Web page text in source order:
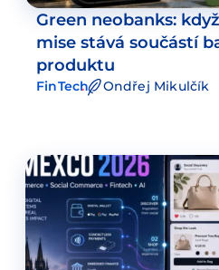
Green neobanks:
mise stává součástí
produktu
FinTech Ondřej Mikulčík